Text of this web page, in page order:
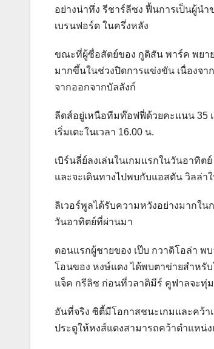
อย่างน่าทึ่ง รีชาร์ลีซง ฟื้นการเป็นผู้น
เบรนฟอร์ด ในครึ่งหลัง
ขณะที่ผู้ซื่อสัตย์ของ กูดิสัน พาร์ค พยา
มากขึ้นในช่วงปิดการแข่งขัน เนื่องจา
จากออกจากบัลลังก์
ลีดส์อยู่เหนือทีมท๊อฟฟี่ด้วยคะแนน 35
เริ่มเตะในเวลา 16.00 น.
เบิร์นลี่ย์ลงเล่นในเกมแรกในวันอาทิต
และจะเดินทางไปพบกับแอสตัน วิลล่
ลิเวอร์พูลได้รับความหวังอย่างมากใ
วันอาทิตย์ที่ผ่านมา
ตอนแรกผู้ชายของ เป๊บ กวาดิโอล่า พ
โอนของ หงษ์แดง ได้พบตาข่ายสำหรั
แจ็ค กรีลิช ก่อนที่วลาดิมีร์ คูฟาลจะทุ่ม
อันที่จริง ซิตี้มีโอกาสชนะเกมและคว้า
ประตูให้หงส์แดงสามารถคว้าตำแหน่